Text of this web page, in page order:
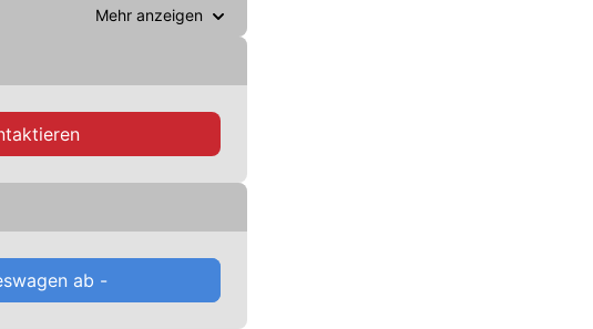
Benz B 220-
Neuwagen erhältlich sind.
B 220
Mehr anzeigen
ab -